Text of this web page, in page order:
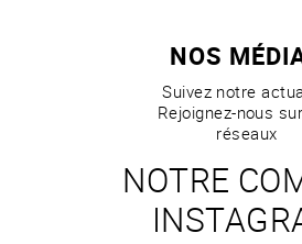
NOS
Suivez notre
Rejoignez-nous
réseaux
NOTRE